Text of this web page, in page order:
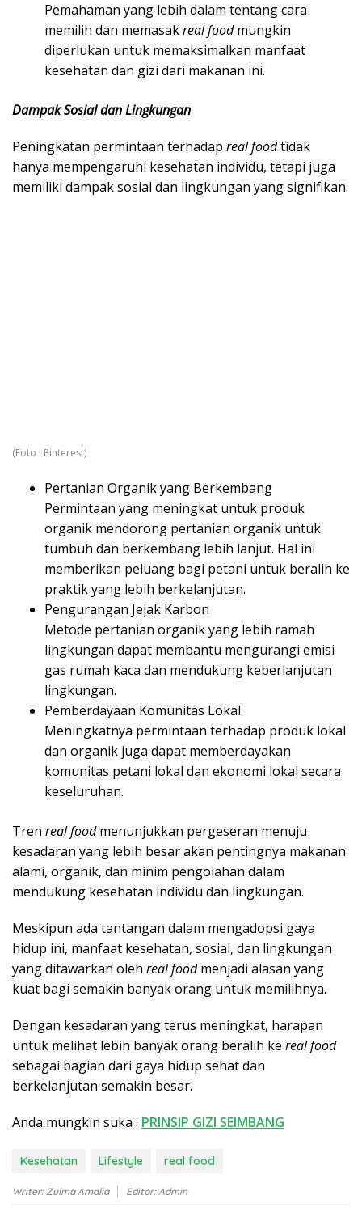
Pemahaman yang lebih dalam tentang cara
memilih dan memasakreal foodmungkin
diperlukan untuk memaksimalkan manfaat
kesehatan dan gizi dari makanan ini.
Dampak Sosial dan Lingkungan
Peningkatan permintaan terhadap real foodtidak
hanya mempengaruhi kesehatan individu, tetapi juga
memiliki dampak sosial dan lingkungan yang signifikan.
(Foto : Pinterest)
Pertanian Organik yang Berkembang
Permintaan yang meningkat untuk produk
organik mendorong pertanian organik untuk
tumbuh dan berkembang lebih lanjut. Hal ini
memberikan peluang bagi petani untuk beralih ke
praktik yang lebih berkelanjutan.
Pengurangan Jejak Karbon
Metode pertanian organik yang lebih ramah
lingkungan dapat membantu mengurangi emisi
gas rumah kaca dan mendukung keberlanjutan
lingkungan.
Pemberdayaan Komunitas Lokal
Meningkatnya permintaan terhadap produk lokal
dan organik juga dapat memberdayakan
komunitas petani lokal dan ekonomi lokal secara
keseluruhan.
Tren real foodmenunjukkan pergeseran menuju
kesadaran yang lebih besar akan pentingnya makanan
alami, organik, dan minim pengolahan dalam
mendukung kesehatan individu dan lingkungan.
Meskipun ada tantangan dalam mengadopsi gaya
hidup ini, manfaat kesehatan, sosial, dan lingkungan
yang ditawarkan oleh real foodmenjadi alasan yang
kuat bagi semakin banyak orang untuk memilihnya.
Dengan kesadaran yang terus meningkat, harapan
untuk melihat lebih banyak orang beralih ke real food
sebagai bagian dari gaya hidup sehat dan
berkelanjutan semakin besar.
Anda mungkin suka : PRINSIP GIZI SEIMBANG
Kesehatan Lifestyle real food
Writer: Zulma Amalia Editor: Admin